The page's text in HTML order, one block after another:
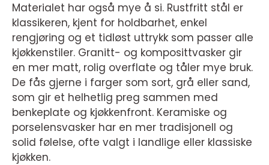
Materialet har også mye å si. Rustfritt stål er
klassikeren, kjent for holdbarhet, enkel
rengjøring og et tidløst uttrykk som passer alle
kjøkkenstiler. Granitt- og komposittvasker gir
en mer matt, rolig overflate og tåler mye bruk.
De fås gjerne i farger som sort, grå eller sand,
som gir et helhetlig preg sammen med
benkeplate og kjøkkenfront. Keramiske og
porselensvasker har en mer tradisjonell og
solid følelse, ofte valgt i landlige eller klassiske
kjøkken.